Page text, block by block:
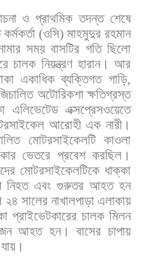
ও প্রাথমিক তদন্ত শেষে
কর্মকর্তা (ওসি) মাহমুদুর রহমান
সময় বাসটির গতি ছিলো
চালক নিয়ন্ত্রণ হারান। আর
একাধিক ব্যক্তিগত গাড়ি,
অটোরিকশা ক্ষতিগ্রস্ত
এলিভেটেড এক্সপ্রেসওয়েতে
আরোহী এক নারী।
মোটরসাইকেলটি কাওলা
ভেতরে প্রবেশ করছিল।
মোটরসাইকেলটিকে ধাক্কা
নিহত এবং গুরুতর আহত হন
২৪ সালের নাখালপাড়া এলাকায়
প্রাইভেটকারের চালক মিলন
আহত হন। বাসের চাপায়
যায়।